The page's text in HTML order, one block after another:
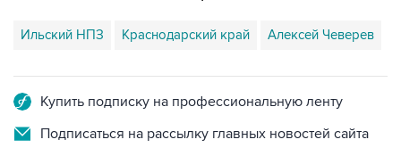
Ильский НПЗ Краснодарский край Алексей Чеверев
Купить подписку на профессиональную ленту
Подписаться на рассылку главных новостей сайта